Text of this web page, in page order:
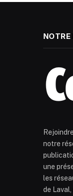
notre
une
les
de